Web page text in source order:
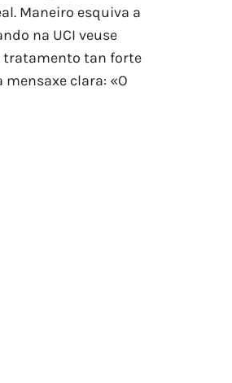
Maneiro esquiva a
na UCI veuse
tratamento tan forte
clara: «O